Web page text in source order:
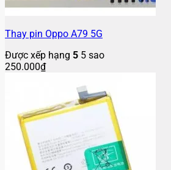
Thay pin Oppo A79 5G
Được xếp hạng 5 5 sao
250.000₫